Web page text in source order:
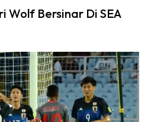
Wolf Bersinar Di SEA